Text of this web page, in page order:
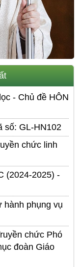
- Chủ đề HÔN
số: GL-HN102
chức linh
(2024-2025) -
hành phụng vụ
chức Phó
đoàn Giáo